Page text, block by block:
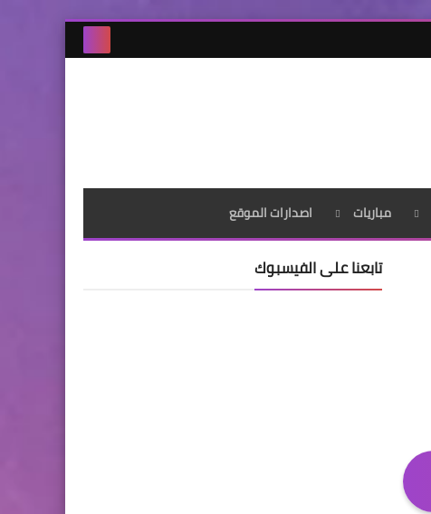
مباريات اصدارات الموقع
تابعنا على الفيسبوك